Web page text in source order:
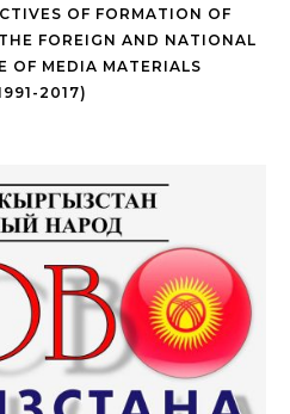
OF FORMATION OF
FOREIGN AND NATIONAL
OF MEDIA MATERIALS
2017)